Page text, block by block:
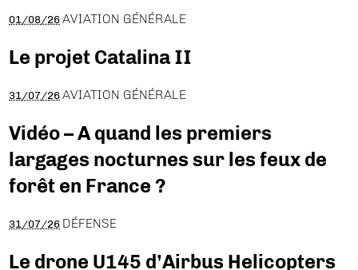
01/08/26 AVIATION GÉNÉRALE
Le projet Catalina II
31/07/26 AVIATION GÉNÉRALE
Vidéo – A quand les premiers
largages nocturnes sur les feux de
forêt en France ?
31/07/26 DÉFENSE
Le drone U145 d’Airbus Helicopters